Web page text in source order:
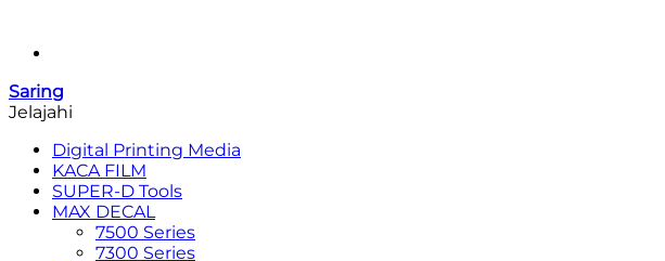
Saring
Jelajahi
Digital Printing Media
KACA FILM
SUPER-D Tools
MAX DECAL
7500 Series
7300 Series